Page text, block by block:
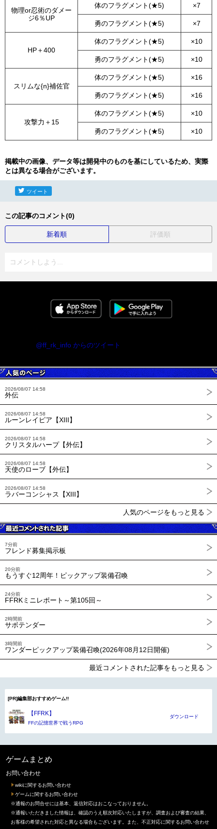
物理or忍術のダメー
ジ6％UP
体のフラグメント(★5) ×7
勇のフラグメント(★5) ×7
HP＋400
体のフラグメント(★5) ×10
勇のフラグメント(★5) ×10
スリムな{n}補佐官
体のフラグメント(★5) ×16
勇のフラグメント(★5) ×16
攻撃力＋15
体のフラグメント(★5) ×10
勇のフラグメント(★5) ×10
掲載中の画像、データ等は開発中のものを基にしているため、実際
とは異なる場合がございます。
ツイート
この記事のコメント(0)
新着順 評価順
コメントしよう...
@ff_rk_info からのツイート
2026/08/07 14:58
外伝
2026/08/07 14:58
ルーンレイピア【XIII】
2026/08/07 14:58
クリスタルハープ【外伝】
2026/08/07 14:58
天使のローブ【外伝】
2026/08/07 14:58
ラバーコンシャス【XIII】
人気のページをもっと見る
7分前
フレンド募集掲示板
20分前
もうすぐ12周年！ピックアップ装備召喚
24分前
FFRKミニレポート～第105回～
2時間前
サボテンダー
3時間前
ワンダーピックアップ装備召喚(2026年08月12日開催)
最近コメントされた記事をもっと見る
[PR]編集部おすすめゲーム!!
【FFRK】
FFの記憶世界で戦うRPG
ダウンロード
ゲームまとめ
お問い合わせ
wikiに関するお問い合わせ
ゲームに関するお問い合わせ
※通報のお問合せには基本、返信対応はおこなっておりません。
※通報いただきました情報は、確認のうえ順次対応いたしますが、調査および審査の結果、
お客様の希望された対応と異なる場合もございます。また、不正対応に関するお問い合わせ